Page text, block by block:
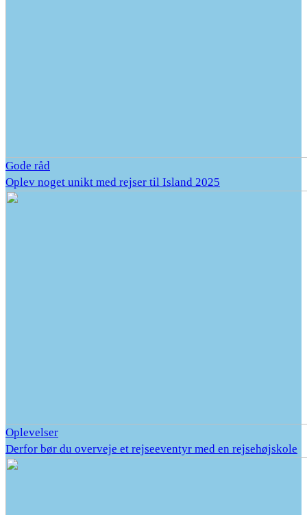
Gode råd
Oplev noget unikt med rejser til Island 2025
Oplevelser
Derfor bør du overveje et rejseeventyr med en rejsehøjskole